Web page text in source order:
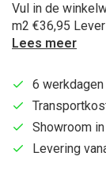
Vul in de
m2 €36,95
Lees meer
6
Showroom
Levering